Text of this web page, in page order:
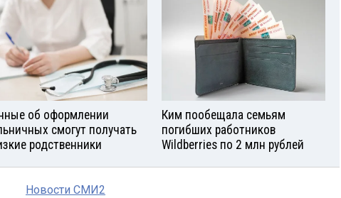
об оформлении
смогут получать
родственники
Ким пообещала семьям
погибших работников
Wildberries по 2 млн рублей
Новости СМИ2